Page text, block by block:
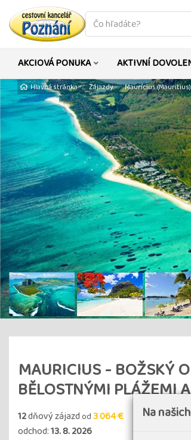
co
hledáte
AKCIOVÁ PONUKA AKTIVNÍ
Hlavná stránka Zájazdy Maurícius (Mauritius)
MAURICIUS - BOŽSKÝ
BĚLOSTNÝMI PLÁŽEMI
12dňový zájazd od3 064 €
odchod:13. 8. 2026
Na